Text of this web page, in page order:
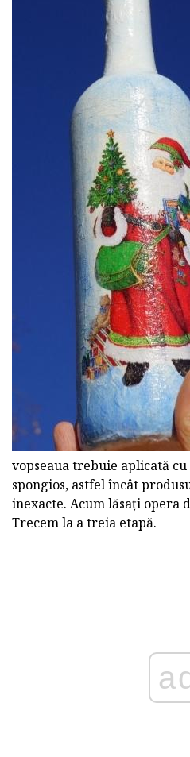
vopseaua trebuie aplicată
spongios, astfel încât
inexacte. Acum lăsați opera
Trecem la a treia etapă.